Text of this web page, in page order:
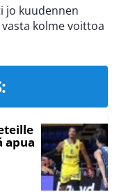
jo kuudennen
kolme voittoa
apua